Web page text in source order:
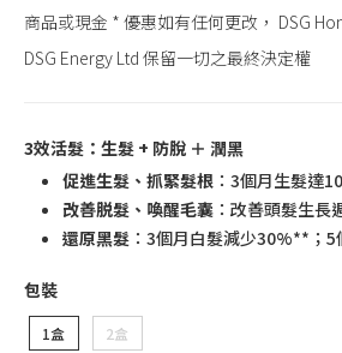
商品或現金 * 優惠如有任何更改， DSG
DSG Energy Ltd 保留一切之最終決定權
3效活髮：生髮 + 防脫 ＋ 潤黑
促進生髮、抓緊髮根 ：3個月生髮達
改善脱髮、喚醒毛囊 ：改善頭髮生長
還原黑髮 ：3個月白髮減少30%**；
包裝
1盒 2盒